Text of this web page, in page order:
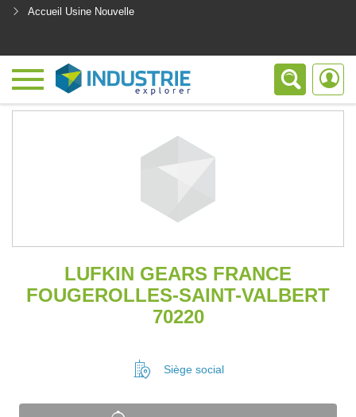
Accueil Usine Nouvelle
LUFKIN GEARS FRANCE
FOUGEROLLES-SAINT-VALBERT
70220
Siège social